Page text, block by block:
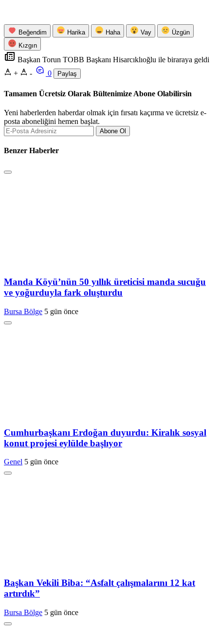
Beğendim Harika Haha Vay
Üzgün
Kızgın
Başkan Torun TOBB Başkanı Hisarcıklıoğlu ile biraraya geldi
+
- 0 Paylaş
Tamamen Ücretsiz Olarak Bültenimize Abone Olabilirsin
Yeni haberlerden haberdar olmak için fırsatı kaçırma ve ücretsiz e-
posta aboneliğini hemen başlat.
Abone Ol
Benzer Haberler
Manda Köyü’nün 50 yıllık üreticisi manda sucuğu
ve yoğurduyla fark oluşturdu
Bursa Bölge 5 gün önce
Cumhurbaşkanı Erdoğan duyurdu: Kiralık sosyal
konut projesi eylülde başlıyor
Genel 5 gün önce
Başkan Vekili Biba: “Asfalt çalışmalarını 12 kat
artırdık”
Bursa Bölge 5 gün önce